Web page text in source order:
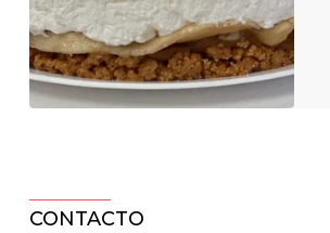
CONTACTO